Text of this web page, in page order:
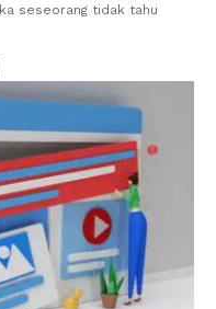
seseorang tidak tahu